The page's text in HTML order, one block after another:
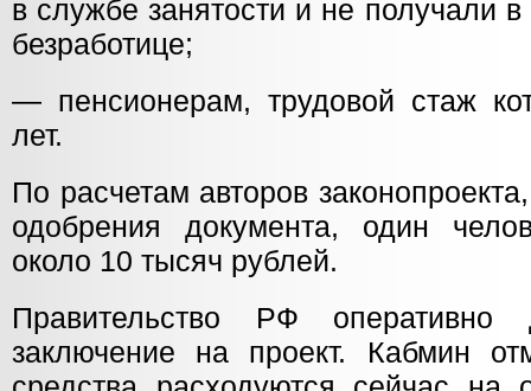
в службе занятости и не получали
безработице;
— пенсионерам, трудовой стаж
лет.
По расчетам авторов
одобрения документа, один
около 10 тысяч рублей.
Правительство РФ оперативно
заключение на проект. Кабмин